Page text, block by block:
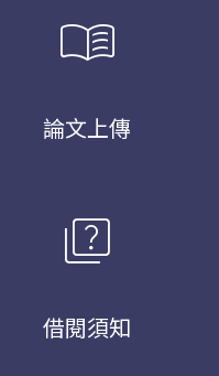
menu_book
論文上傳
quiz
借閱須知